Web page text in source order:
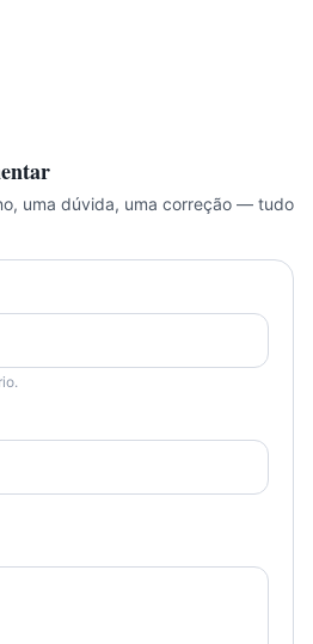
uma dúvida, uma correção — tudo